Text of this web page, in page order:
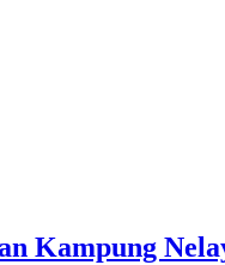
Kampung